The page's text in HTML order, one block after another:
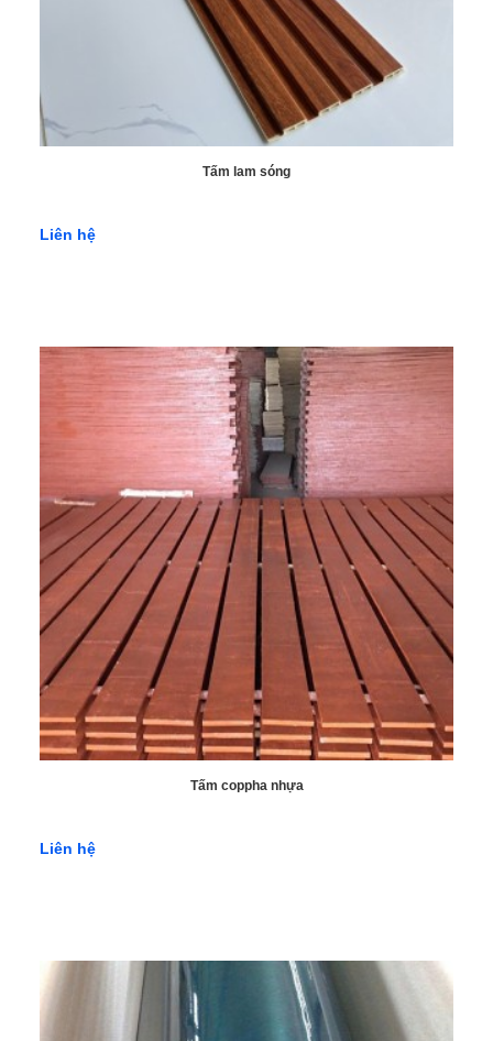
Tấm lam sóng
Liên hệ
Tấm coppha nhựa
Liên hệ